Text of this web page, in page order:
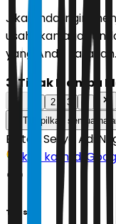
Jika Anda ingin
usahakan agar
yang Anda katakan.
3. Tidak Mampu
2 3
Tampilkan semua
Editor: Setyo Adi
Ikuti kami di
Tags